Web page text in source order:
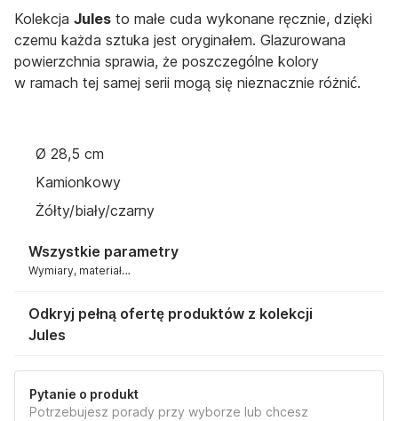
Kolekcja Jules to małe cuda wykonane ręcznie, dzięki
czemu każda sztuka jest oryginałem. Glazurowana
powierzchnia sprawia, że poszczególne kolory
w ramach tej samej serii mogą się nieznacznie różnić.
Ø 28,5 cm
Kamionkowy
Żółty/biały/czarny
Wszystkie parametry
Wymiary, materiał…
Odkryj pełną ofertę produktów z kolekcji
Jules
Pytanie o produkt
Potrzebujesz porady przy wyborze lub chcesz